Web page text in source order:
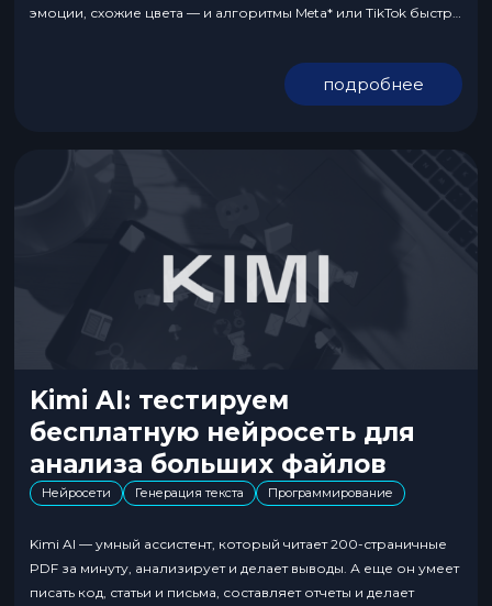
эмоции, схожие цвета — и алгоритмы Meta* или TikTok быстро
несколько дней, потом падает. Есть ли выход? Можно
протестировать «конвейерное» создание крео другой
нейросетью. Сегодня разбираемся с тем, что такое Claude
подробнее
Kimi AI: тестируем
бесплатную нейросеть для
анализа больших файлов
Нейросети Генерация текста Программирование
Kimi AI — умный ассистент, который читает 200-страничные
PDF за минуту, анализирует и делает выводы. А еще он умеет
писать код, статьи и письма, составляет отчеты и делает